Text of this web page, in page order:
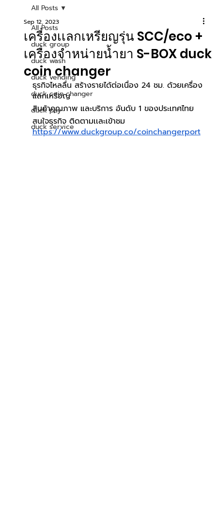
All Posts
duck group
duck wash
duck vending
duck coin changer
duck pay
duck service
All Posts
เครื่องเเลกเหรียญรุ่น SCC/eco +
เครื่องจำหน่ายน้ำยา S-BOX duck
coin changer
Sep 12, 2023
ธุรกิจไหลลื่น สร้างรายได้ต่อเนื่อง 24 ชม. ด้วยเครื่อง
แลกเหรียญ
สินค้าคุณภาพ และบริการ อันดับ 1 ของประเทศไทย
สนใจธุรกิจ ติดตามเเละเข้าชม
https://www.duckgroup.co/coinchangerport